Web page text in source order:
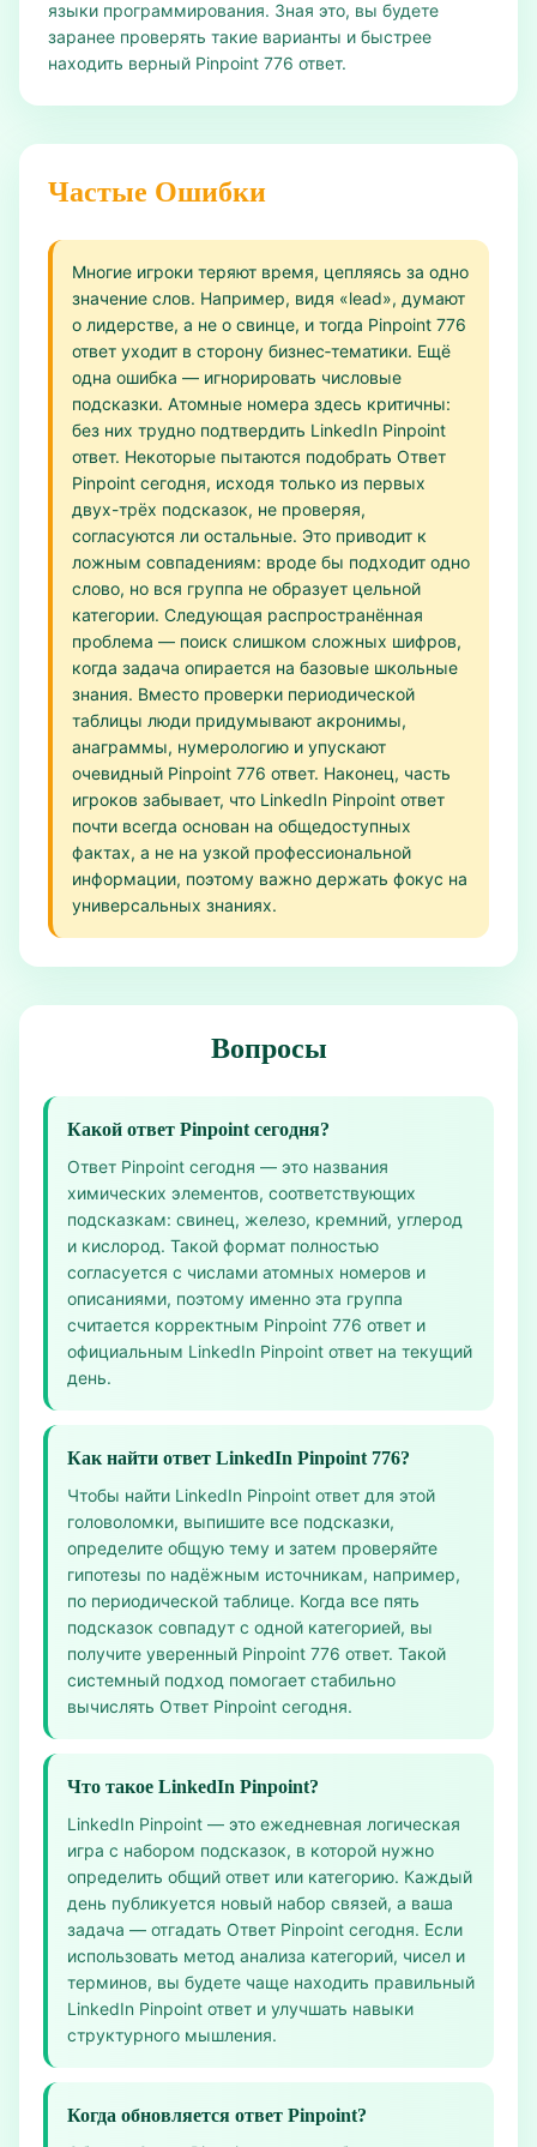
языки программирования. Зная это, вы будете
заранее проверять такие варианты и быстрее
находить верный Pinpoint 776 ответ.
Частые Ошибки
Многие игроки теряют время, цепляясь за одно
значение слов. Например, видя «lead», думают
о лидерстве, а не о свинце, и тогда Pinpoint 776
ответ уходит в сторону бизнес‑тематики. Ещё
одна ошибка — игнорировать числовые
подсказки. Атомные номера здесь критичны:
без них трудно подтвердить LinkedIn Pinpoint
ответ. Некоторые пытаются подобрать Ответ
Pinpoint сегодня, исходя только из первых
двух-трёх подсказок, не проверяя,
согласуются ли остальные. Это приводит к
ложным совпадениям: вроде бы подходит одно
слово, но вся группа не образует цельной
категории. Следующая распространённая
проблема — поиск слишком сложных шифров,
когда задача опирается на базовые школьные
знания. Вместо проверки периодической
таблицы люди придумывают акронимы,
анаграммы, нумерологию и упускают
очевидный Pinpoint 776 ответ. Наконец, часть
игроков забывает, что LinkedIn Pinpoint ответ
почти всегда основан на общедоступных
фактах, а не на узкой профессиональной
информации, поэтому важно держать фокус на
универсальных знаниях.
Вопросы
Какой ответ Pinpoint сегодня?
Ответ Pinpoint сегодня — это названия
химических элементов, соответствующих
подсказкам: свинец, железо, кремний, углерод
и кислород. Такой формат полностью
согласуется с числами атомных номеров и
описаниями, поэтому именно эта группа
считается корректным Pinpoint 776 ответ и
официальным LinkedIn Pinpoint ответ на текущий
день.
Как найти ответ LinkedIn Pinpoint 776?
Чтобы найти LinkedIn Pinpoint ответ для этой
головоломки, выпишите все подсказки,
определите общую тему и затем проверяйте
гипотезы по надёжным источникам, например,
по периодической таблице. Когда все пять
подсказок совпадут с одной категорией, вы
получите уверенный Pinpoint 776 ответ. Такой
системный подход помогает стабильно
вычислять Ответ Pinpoint сегодня.
Что такое LinkedIn Pinpoint?
LinkedIn Pinpoint — это ежедневная логическая
игра с набором подсказок, в которой нужно
определить общий ответ или категорию. Каждый
день публикуется новый набор связей, а ваша
задача — отгадать Ответ Pinpoint сегодня. Если
использовать метод анализа категорий, чисел и
терминов, вы будете чаще находить правильный
LinkedIn Pinpoint ответ и улучшать навыки
структурного мышления.
Когда обновляется ответ Pinpoint?